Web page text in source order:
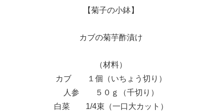
【菊子の小鉢】
カブの菊芋酢漬け
（材料）
カブ １個（いちょう切り）
人参 ５０ｇ（千切り）
白菜 1/4束（一口大カット）